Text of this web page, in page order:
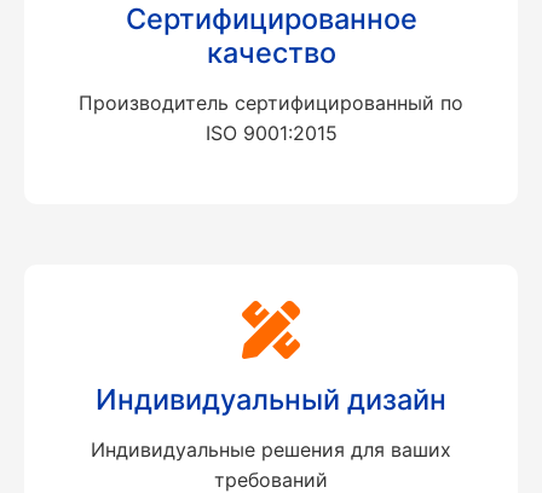
Сертифицированное
качество
Производитель сертифицированный по
ISO 9001:2015
Индивидуальный дизайн
Индивидуальные решения для ваших
требований